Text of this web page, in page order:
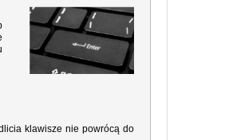
klawisze nie powrócą do